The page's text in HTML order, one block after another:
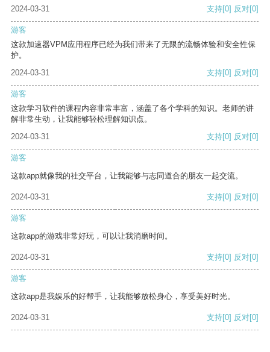
2024-03-31 支持[0] 反对[0]
游客
这款加速器VPM应用程序已经为我们带来了无限的流畅体验和安全性保
护。
2024-03-31
支持[0] 反对[0]
游客
这款学习软件的课程内容非常丰富，涵盖了各个学科的知识。老师的讲
解非常生动，让我能够轻松理解知识点。
2024-03-31
支持[0] 反对[0]
游客
这款app就像我的社交平台，让我能够与志同道合的朋友一起交流。
2024-03-31 支持[0] 反对[0]
游客
这款app的游戏非常好玩，可以让我消磨时间。
2024-03-31 支持[0] 反对[0]
游客
这款app是我娱乐的好帮手，让我能够放松身心，享受美好时光。
2024-03-31 支持[0] 反对[0]